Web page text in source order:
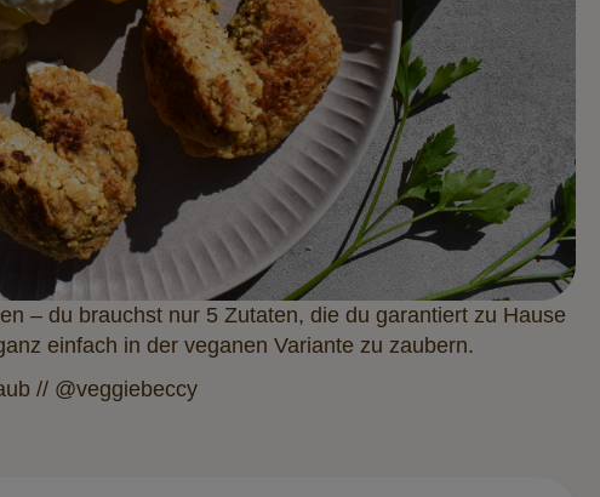
– du brauchst nur 5 Zutaten, die du garantiert zu Hause
einfach in der veganen Variante zu zaubern.
// @‌veggiebeccy